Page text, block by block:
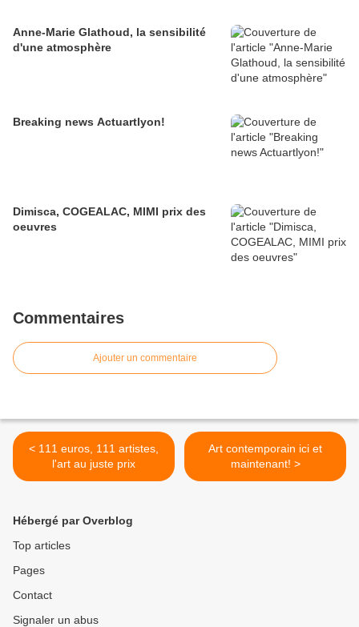
Anne-Marie Glathoud, la sensibilité
d'une atmosphère
Breaking news Actuartlyon!
Dimisca, COGEALAC, MIMI prix des
oeuvres
Commentaires
Ajouter un commentaire
< 111 euros, 111 artistes,
l'art au juste prix
Art contemporain ici et
maintenant! >
Hébergé par Overblog
Top articles
Pages
Contact
Signaler un abus